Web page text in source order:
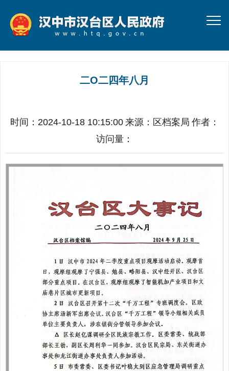
二O二四年八月
时间：2024-10-18 10:15:00 来源： 区档案局 作者：
访问量：